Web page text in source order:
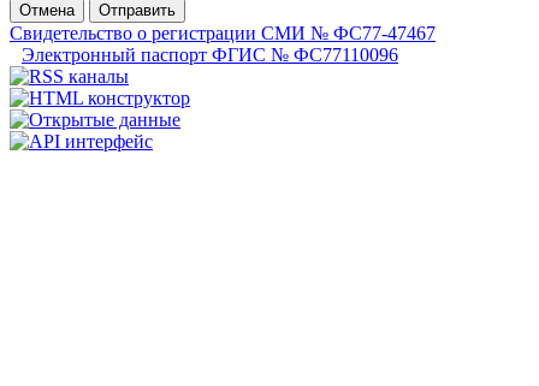
Отмена
Отправить
Свидетельство о регистрации СМИ № ФС77-47467
Электронный паспорт ФГИС № ФС77110096